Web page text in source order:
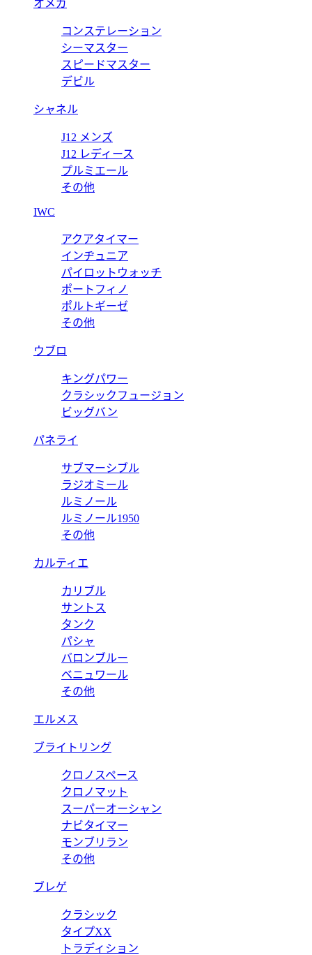
ルティエ41 W2PA0009 【2022年新作】
オメガ
コンステレーション
シーマスター
スピードマスター
デビル
シャネル
J12 メンズ
J12 レディース
プルミエール
その他
IWC
アクアタイマー
インヂュニア
パイロットウォッチ
ポートフィノ
ポルトギーゼ
その他
ウブロ
キングパワー
クラシックフュージョン
ビッグバン
パネライ
サブマーシブル
ラジオミール
ルミノール
ルミノール1950
その他
カルティエ
カリブル
サントス
タンク
パシャ
バロンブルー
ベニュワール
その他
エルメス
ブライトリング
クロノスペース
クロノマット
スーパーオーシャン
ナビタイマー
モンブリラン
その他
ブレゲ
クラシック
タイプXX
トラディション